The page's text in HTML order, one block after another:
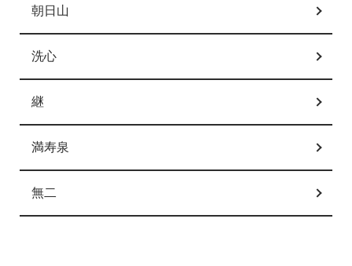
朝日山
洗心
継
満寿泉
無二